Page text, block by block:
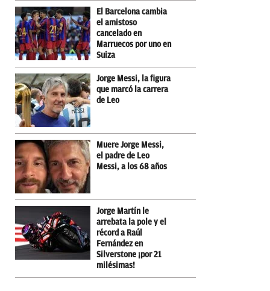
El Barcelona cambia
el amistoso
cancelado en
Marruecos por uno en
Suiza
Jorge Messi, la figura
que marcó la carrera
de Leo
Muere Jorge Messi,
el padre de Leo
Messi, a los 68 años
Jorge Martín le
arrebata la pole y el
récord a Raúl
Fernández en
Silverstone ¡por 21
milésimas!